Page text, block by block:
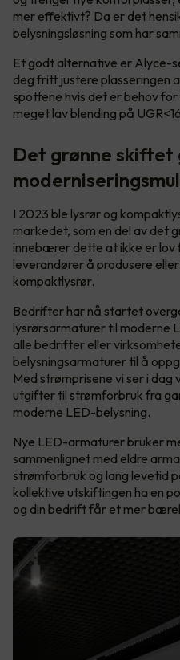
mer effektivt? Da er det
belysningsløsning som har
Et godt alternative er Alyce-
deg fritt justere plasseringen
spottene hvis det er behov
meget lav blending på
Det grønne skiftet
I 2023 ble lysrør og
markedet, som en del av det
innebærer dette at ikke er lov
leverandører å produsere
kompaktlysrør.
Bedrifter har nå startet
lysrørsarmaturer til moderne
alle bedrifter eller
belysningsarmaturer til å
Med strømprisene vi ser i
utgifter til strømforbruk fra
moderne LED-belysning.
Nye LED-armaturer bruker
sammenlignet med eldre
strømforbruk og lang levetid
kollektive utskiftingen ha en
og din bedrift får et mer